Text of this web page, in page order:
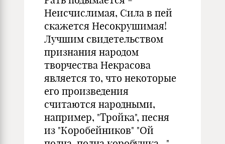
Неисчислимая, Сила в пей
скажется Несокрушимая!
Лучшим свидетельством
признания народом
творчества Некрасова
является то, что некоторые
его произведения
считаются народными,
например, "Тройка", песня
из "Коробейников" "Ой